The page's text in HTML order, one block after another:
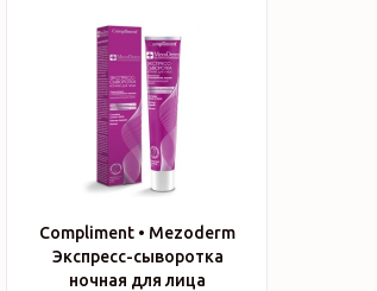
Compliment • Mezoderm
Экспресс-сыворотка
ночная для лица